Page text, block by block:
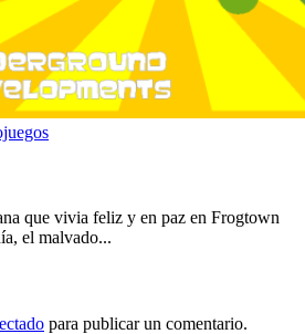
que vivia feliz y en paz en Frogtown
el malvado...
para publicar un comentario.